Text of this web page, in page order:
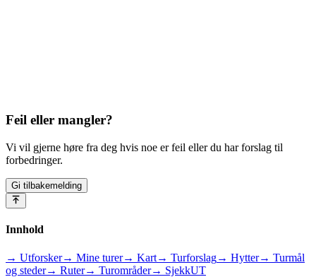
Feil eller mangler?
Vi vil gjerne høre fra deg hvis noe er feil eller du har forslag til
forbedringer.
Gi tilbakemelding
Innhold
→ Utforsker→ Mine turer→ Kart→ Turforslag→ Hytter→ Turmål
og steder→ Ruter→ Turområder→ SjekkUT